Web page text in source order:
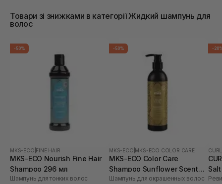
Товари зі знижками в категорії Жидкий шампунь для
волос
-50%
MKS-ECO FINE HAIR
MKS-ECO Nourish Fine Hair
Shampoo 296 мл
Шампунь для тонких волос
-50%
MKS-ECO MKS-ECO COLOR CARE
MKS-ECO Color Care
Shampoo Sunflower Scent
296 мл
Шампунь для окрашенных волос
-